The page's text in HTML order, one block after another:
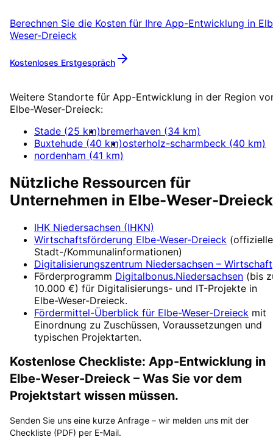
Berechnen Sie die Kosten für Ihre App-Entwicklung in
Weser-Dreieck
Kostenloses Erstgespräch
Weitere Standorte für App-Entwicklung in der Region
Elbe-Weser-Dreieck:
Stade (25 km)bremerhaven (34 km)
Buxtehude (40 km)osterholz-scharmbeck (40 km)
nordenham (41 km)
Nützliche Ressourcen für
Unternehmen in Elbe-Weser-Dreieck
IHK Niedersachsen (IHKN)
Wirtschaftsförderung Elbe-Weser-Dreieck (offizielle
Stadt-/Kommunalinformationen)
Digitalisierungszentrum Niedersachsen – Wirtschaft
Förderprogramm Digitalbonus.Niedersachsen (bis
10.000 €) für Digitalisierungs- und IT-Projekte in
Elbe-Weser-Dreieck.
Fördermittel-Überblick für Elbe-Weser-Dreieck mit
Einordnung zu Zuschüssen, Voraussetzungen und
typischen Projektarten.
Kostenlose Checkliste: App-Entwicklung in
Elbe-Weser-Dreieck – Was Sie vor dem
Projektstart wissen müssen.
Senden Sie uns eine kurze Anfrage – wir melden uns mit der
Checkliste (PDF) per E-Mail.